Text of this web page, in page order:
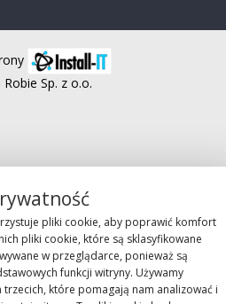
Sp. z o.o.
pliki cookie, aby poprawić komfort
pliki cookie, które są sklasyfikowane
w przeglądarce, ponieważ są
funkcji witryny. Używamy
które pomagają nam analizować i